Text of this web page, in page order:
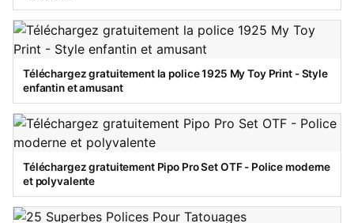
Téléchargez gratuitement la police 1925 My Toy Print - Style
enfantin et amusant
Téléchargez gratuitement Pipo Pro Set OTF - Police moderne
et polyvalente